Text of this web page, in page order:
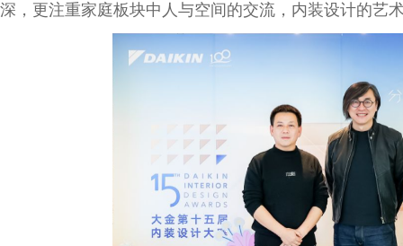
深，更注重家庭板块中人与空间的交流，内装设计的艺